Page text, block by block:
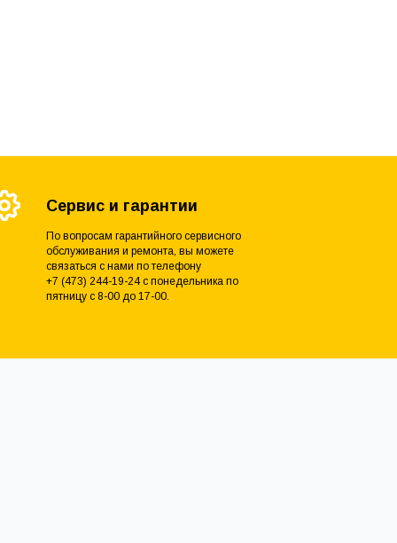
Сервис и гарантии
По вопросам гарантийного сервисного
обслуживания и ремонта, вы можете
связаться с нами по телефону
+7 (473) 244-19-24 с понедельника по
пятницу с 8-00 до 17-00.